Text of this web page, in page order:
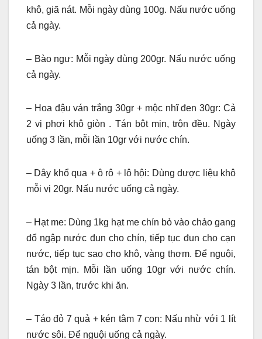
khô, giã nát. Mỗi ngày dùng 100g. Nấu nước uống
cả ngày.
– Bào ngư: Mỗi ngày dùng 200gr. Nấu nước uống
cả ngày.
– Hoa đậu ván trắng 30gr + mộc nhĩ đen 30gr: Cả
2 vị phơi khô giòn . Tán bột mịn, trộn đều. Ngày
uống 3 lần, mỗi lần 10gr với nước chín.
– Dây khổ qua + ô rô + lô hội: Dùng dược liệu khô
mỗi vị 20gr. Nấu nước uống cả ngày.
– Hạt me: Dùng 1kg hạt me chín bỏ vào chảo gang
đổ ngập nước đun cho chín, tiếp tục đun cho cạn
nước, tiếp tục sao cho khô, vàng thơm. Để nguội,
tán bột mịn. Mỗi lần uống 10gr với nước chín.
Ngày 3 lần, trước khi ăn.
– Táo đỏ 7 quả + kén tằm 7 con: Nấu nhừ với 1 lít
nước sôi. Để nguội uống cả ngày.